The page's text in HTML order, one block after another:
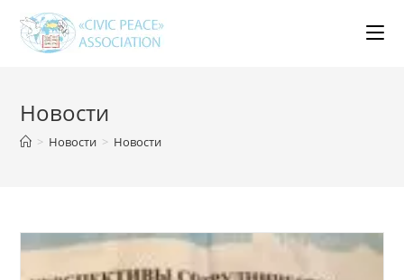
Перейти
содержимому
Новости
> Новости > Новости